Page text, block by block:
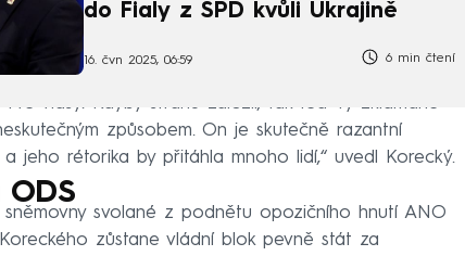
do Fialy z SPD kvůli Ukrajině
16. čvn 2025, 06:59 6 min čtení
vlasy. Kdyby stranu založil, tak teď ty zklamané
způsobem. On je skutečně razantní
jeho rétorika by přitáhla mnoho lidí,“ uvedl Korecký.
svolané z podnětu opozičního hnutí ANO
zůstane vládní blok pevně stát za